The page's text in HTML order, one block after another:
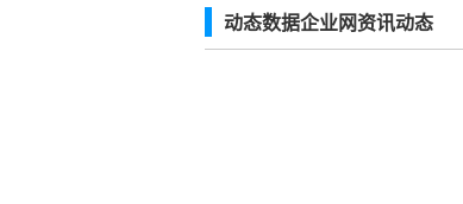
动态数据企业网资讯动态